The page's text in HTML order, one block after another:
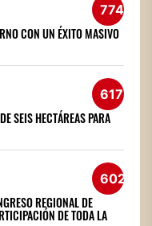
774
CON UN ÉXITO MASIVO
617
SEIS HECTÁREAS PARA
602
REGIONAL DE
DE TODA LA